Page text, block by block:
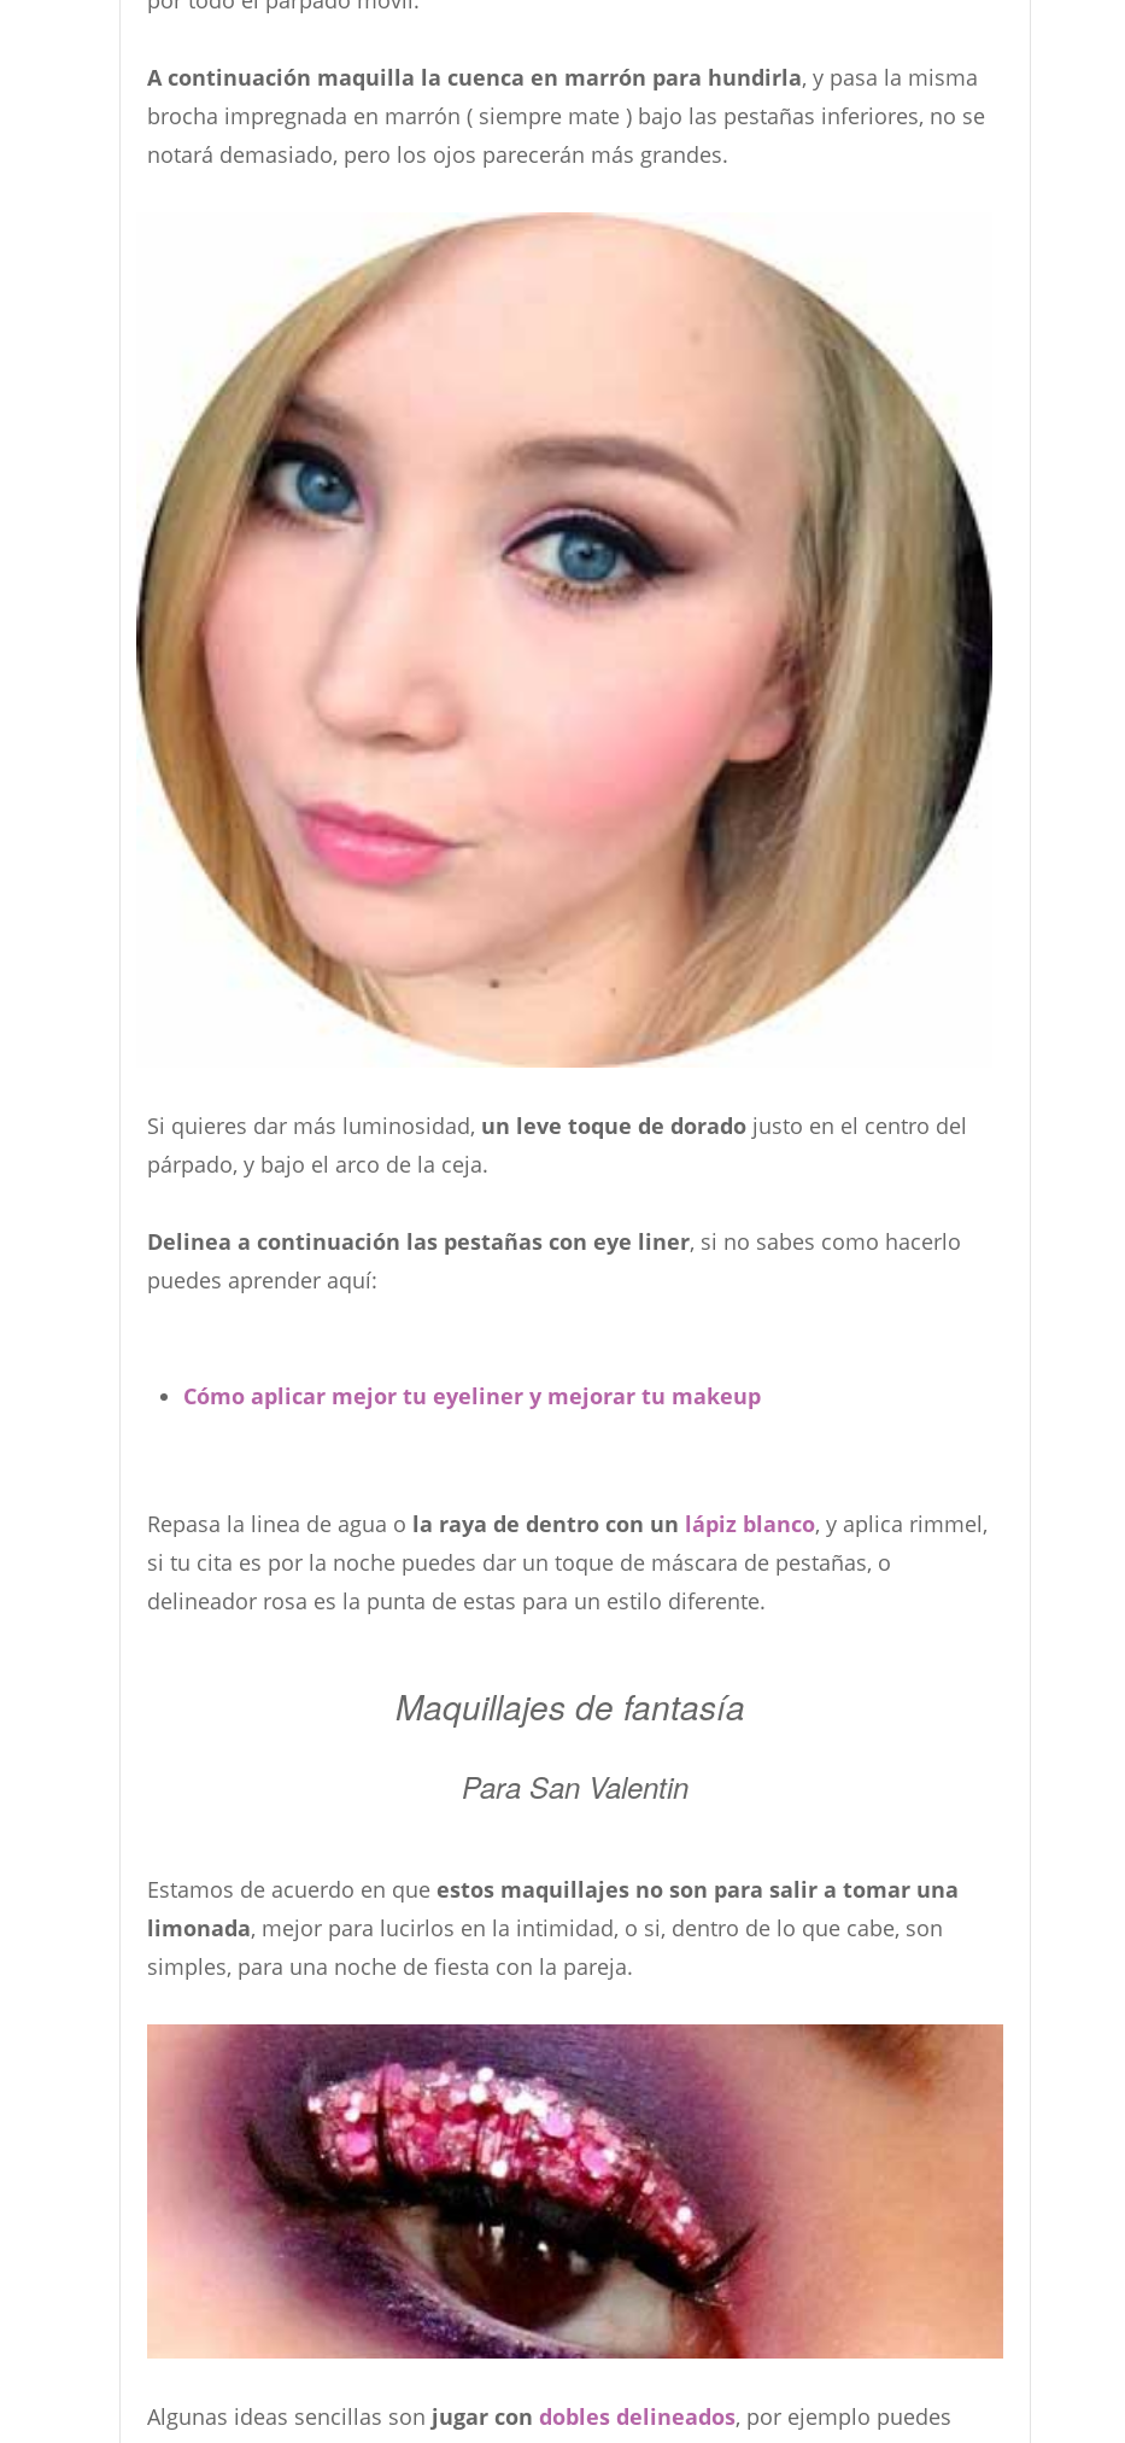
A continuación maquilla la cuenca en marrón para hundirla, y pasa la misma
brocha impregnada en marrón ( siempre mate ) bajo las pestañas inferiores, no se
notará demasiado, pero los ojos parecerán más grandes.
Si quieres dar más luminosidad, un leve toque de dorado justo en el centro del
párpado, y bajo el arco de la ceja.
Delinea a continuación las pestañas con eye liner, si no sabes como hacerlo
puedes aprender aquí:
Cómo aplicar mejor tu eyeliner y mejorar tu makeup
Repasa la linea de agua o la raya de dentro con un lápiz blanco, y aplica rimmel,
si tu cita es por la noche puedes dar un toque de máscara de pestañas, o
delineador rosa es la punta de estas para un estilo diferente.
Maquillajes de fantasía
Para San Valentin
Estamos de acuerdo en queestos maquillajes no son para salir a tomar una
limonada, mejor para lucirlos en la intimidad, o si, dentro de lo que cabe, son
simples, para una noche de fiesta con la pareja.
Algunas ideas sencillas son jugar condobles delineados, por ejemplo puedes